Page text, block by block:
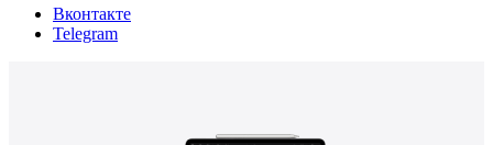
Вконтакте
Telegram